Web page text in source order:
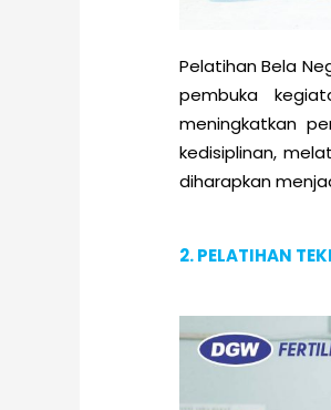
Pelatihan Bela
pembuka
meningkatkan
kedisiplinan,
diharapkan
2. PELATIHAN